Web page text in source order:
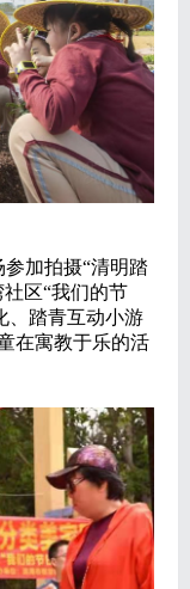
加拍摄“清明踏
区“我们的节
、踏青互动小游
在寓教于乐的活